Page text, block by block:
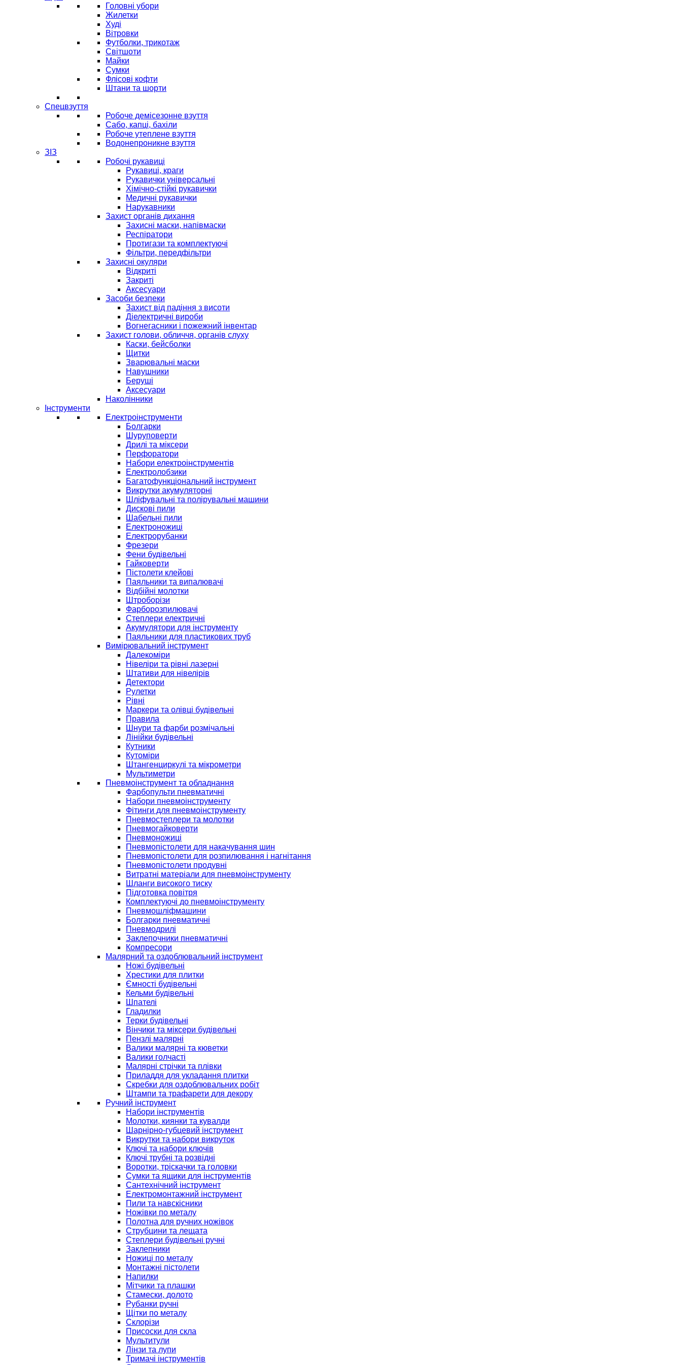
Головні убори
Жилетки
Худі
Вітровки
Футболки, трикотаж
Світшоти
Майки
Сумки
Флісові кофти
Штани та шорти
Спецвзуття
Робоче демісезонне взуття
Сабо, капці, бахіли
Робоче утеплене взуття
Водонепроникне взуття
ЗІЗ
Робочі рукавиці
Рукавиці, краги
Рукавички універсальні
Хімічно-стійкі рукавички
Медичні рукавички
Нарукавники
Захист органів дихання
Захисні маски, напівмаски
Респіратори
Протигази та комплектуючі
Фільтри, передфільтри
Захисні окуляри
Відкриті
Закриті
Аксесуари
Засоби безпеки
Захист від падіння з висоти
Діелектричні вироби
Вогнегасники і пожежний інвентар
Захист голови, обличчя, органів слуху
Каски, бейсболки
Щитки
Зварювальні маски
Навушники
Беруші
Аксесуари
Наколінники
Інструменти
Електроінструменти
Болгарки
Шуруповерти
Дрилі та міксери
Перфоратори
Набори електроінструментів
Електролобзики
Багатофункціональний інструмент
Викрутки акумуляторні
Шліфувальні та полірувальні машини
Дискові пили
Шабельні пили
Електроножиці
Електрорубанки
Фрезери
Фени будівельні
Гайковерти
Пістолети клейові
Паяльники та випалювачі
Відбійні молотки
Штроборізи
Фарборозпилювачі
Степлери електричні
Акумулятори для інструменту
Паяльники для пластикових труб
Вимірювальний інструмент
Далекоміри
Нівеліри та рівні лазерні
Штативи для нівелірів
Детектори
Рулетки
Рівні
Маркери та олівці будівельні
Правила
Шнури та фарби розмічальні
Лінійки будівельні
Кутники
Кутоміри
Штангенциркулі та мікрометри
Мультиметри
Пневмоінструмент та обладнання
Фарбопульти пневматичні
Набори пневмоінструменту
Фітинги для пневмоінструменту
Пневмостеплери та молотки
Пневмогайковерти
Пневмоножиці
Пневмопістолети для накачування шин
Пневмопістолети для розпилювання і нагнітання
Пневмопістолети продувні
Витратні матеріали для пневмоінструменту
Шланги високого тиску
Підготовка повітря
Комплектуючі до пневмоінструменту
Пневмошліфмашини
Болгарки пневматичні
Пневмодрилі
Заклепочники пневматичні
Компресори
Малярний та оздоблювальний інструмент
Ножі будівельні
Хрестики для плитки
Ємності будівельні
Кельми будівельні
Шпателі
Гладилки
Терки будівельні
Вінчики та міксери будівельні
Пензлі малярні
Валики малярні та кюветки
Валики голчасті
Малярні стрічки та плівки
Приладдя для укладання плитки
Скребки для оздоблювальних робіт
Штампи та трафарети для декору
Ручний інструмент
Набори інструментів
Молотки, киянки та кувалди
Шарнірно-губцевий інструмент
Викрутки та набори викруток
Ключі та набори ключів
Ключі трубні та розвідні
Воротки, тріскачки та головки
Сумки та ящики для інструментів
Сантехнічний інструмент
Електромонтажний інструмент
Пили та навскісники
Ножівки по металу
Полотна для ручних ножівок
Струбцини та лещата
Степлери будівельні ручні
Заклепники
Ножиці по металу
Монтажні пістолети
Напилки
Мітчики та плашки
Стамески, долото
Рубанки ручні
Щітки по металу
Склорізи
Присоски для скла
Мультитули
Лінзи та лупи
Тримачі інструментів